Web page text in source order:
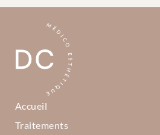
Accueil
Traitements